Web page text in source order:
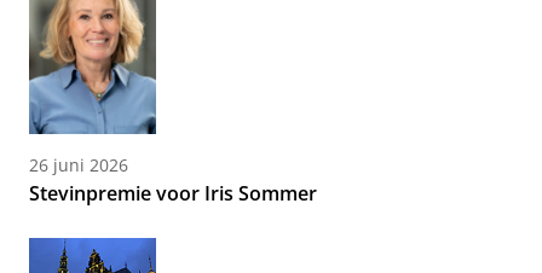
26 juni 2026
Stevinpremie voor Iris Sommer